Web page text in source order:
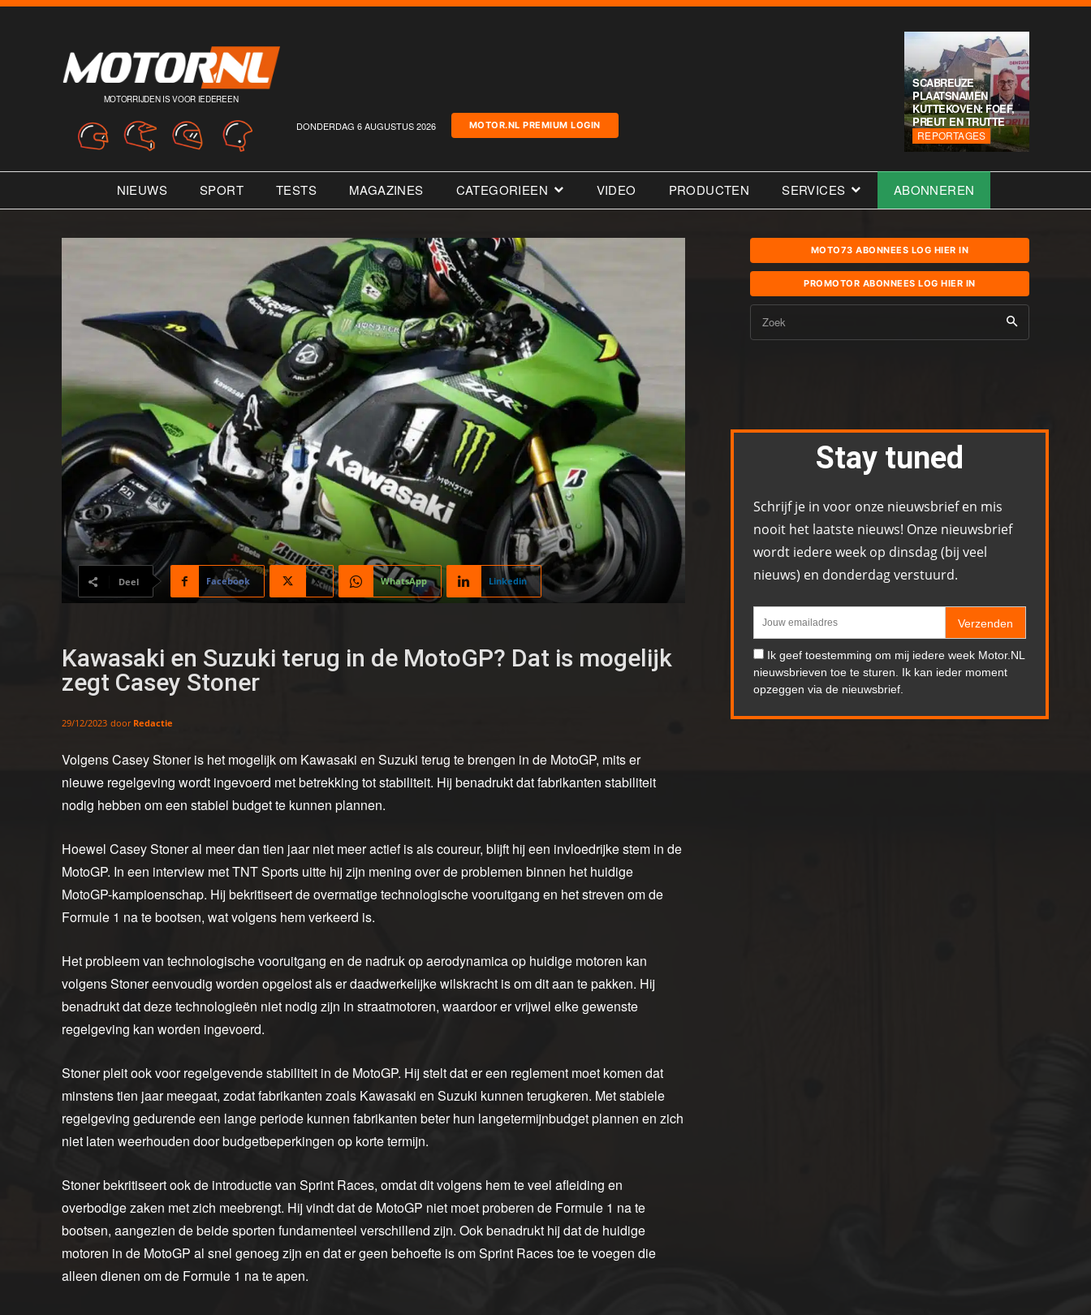
MOTORRIJDEN IS VOOR IEDEREEN
DONDERDAG 6 AUGUSTUS 2026 MOTOR.NL PREMIUM LOGIN
SCABREUZE
PLAATSNAMEN
KUTTEKOVEN: FOEF,
PREUT EN TRUTTE
REPORTAGES
NIEUWS SPORT TESTS MAGAZINES CATEGORIEEN VIDEO PRODUCTEN SERVICES ABONNEREN
Deel Facebook X WhatsApp Linkedin
Kawasaki en Suzuki terug in de MotoGP? Dat is mogelijk
zegt Casey Stoner
29/12/2023 door Redactie
Volgens Casey Stoner is het mogelijk om Kawasaki en Suzuki terug te brengen in de MotoGP, mits er
nieuwe regelgeving wordt ingevoerd met betrekking tot stabiliteit. Hij benadrukt dat fabrikanten stabiliteit
nodig hebben om een stabiel budget te kunnen plannen.
Hoewel Casey Stoner al meer dan tien jaar niet meer actief is als coureur, blijft hij een invloedrijke stem in de
MotoGP. In een interview met TNT Sports uitte hij zijn mening over de problemen binnen het huidige
MotoGP-kampioenschap. Hij bekritiseert de overmatige technologische vooruitgang en het streven om de
Formule 1 na te bootsen, wat volgens hem verkeerd is.
Het probleem van technologische vooruitgang en de nadruk op aerodynamica op huidige motoren kan
volgens Stoner eenvoudig worden opgelost als er daadwerkelijke wilskracht is om dit aan te pakken. Hij
benadrukt dat deze technologieën niet nodig zijn in straatmotoren, waardoor er vrijwel elke gewenste
regelgeving kan worden ingevoerd.
Stoner pleit ook voor regelgevende stabiliteit in de MotoGP. Hij stelt dat er een reglement moet komen dat
minstens tien jaar meegaat, zodat fabrikanten zoals Kawasaki en Suzuki kunnen terugkeren. Met stabiele
regelgeving gedurende een lange periode kunnen fabrikanten beter hun langetermijnbudget plannen en zich
niet laten weerhouden door budgetbeperkingen op korte termijn.
Stoner bekritiseert ook de introductie van Sprint Races, omdat dit volgens hem te veel afleiding en
overbodige zaken met zich meebrengt. Hij vindt dat de MotoGP niet moet proberen de Formule 1 na te
bootsen, aangezien de beide sporten fundamenteel verschillend zijn. Ook benadrukt hij dat de huidige
motoren in de MotoGP al snel genoeg zijn en dat er geen behoefte is om Sprint Races toe te voegen die
alleen dienen om de Formule 1 na te apen.
MOTO73 ABONNEES LOG HIER IN
PROMOTOR ABONNEES LOG HIER IN
Zoek
Stay tuned
Schrijf je in voor onze nieuwsbrief en mis
nooit het laatste nieuws! Onze nieuwsbrief
wordt iedere week op dinsdag (bij veel
nieuws) en donderdag verstuurd.
Verzenden
Ik geef toestemming om mij iedere week Motor.NL
nieuwsbrieven toe te sturen. Ik kan ieder moment
opzeggen via de nieuwsbrief.